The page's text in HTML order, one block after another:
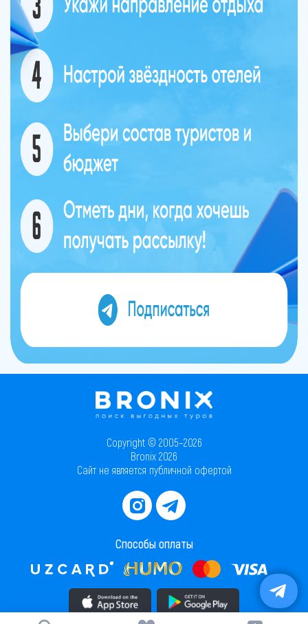
Copyright © 2005–2026
Bronix 2026
Сайт не является публичной офертой
Способы оплаты
Скачать приложение в AppStore Скачать приложение в PlayMarket